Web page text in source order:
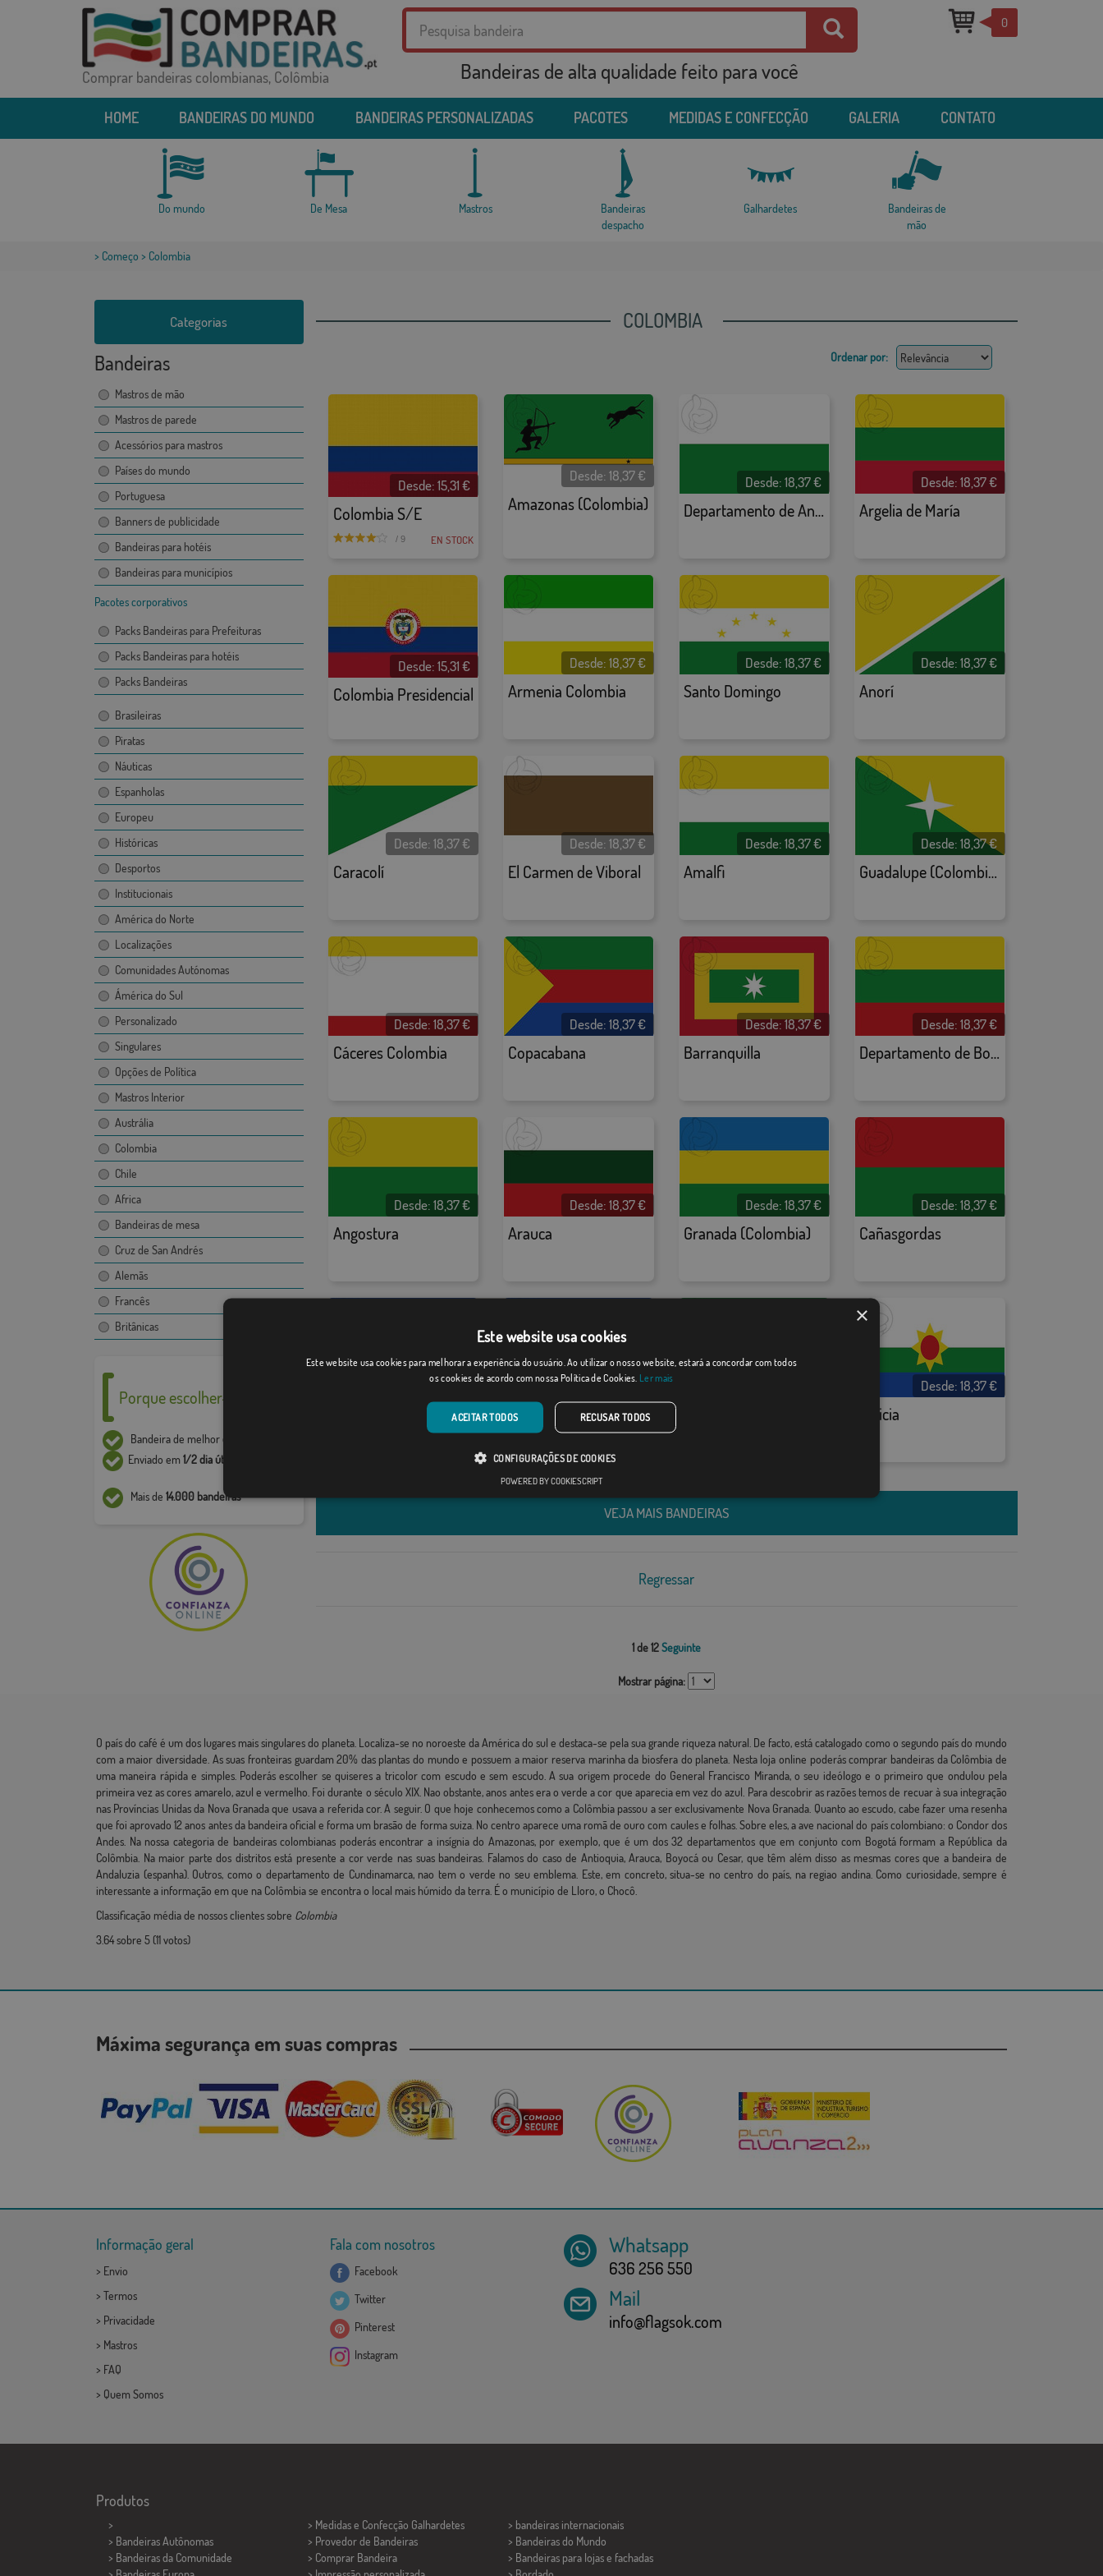
Comprar bandeiras colombianas, Colômbia Bandeiras de alta qualidade feito para você
0
HOME BANDEIRAS DO MUNDO BANDEIRAS PERSONALIZADAS PACOTES MEDIDAS E CONFECÇÃO GALERIA CONTATO
Do mundo De Mesa Mastros
Bandeiras
despacho
Galhardetes
Bandeiras de
mão
> Começo > Colombia
Categorias
Bandeiras
Mastros de mão
Mastros de parede
Acessórios para mastros
Países do mundo
Portuguesa
Banners de publicidade
Bandeiras para hotéis
Bandeiras para municípios
Pacotes corporativos
Packs Bandeiras para Prefeituras
Packs Bandeiras para hotéis
Packs Bandeiras
Brasileiras
Piratas
Náuticas
Espanholas
Europeu
Históricas
Desportos
Institucionais
América do Norte
Localizações
Comunidades Autónomas
Ámérica do Sul
Personalizado
Singulares
Opções de Política
Mastros Interior
Austrália
Colombia
Chile
Africa
Bandeiras de mesa
Cruz de San Andrés
Alemãs
Francês
Britânicas
Porque escolher-nos ___
Bandeira de melhorqualidade
Enviado em1/2 dia útil*
Mais de 14.000 bandeiras
COLOMBIA
Ordenar por:
Colombia S/E
Desde:15,31€
/ 9 EN STOCK
Amazonas (Colombia)
Desde:18,37€
Departamento de Antioquia
Desde:18,37€
Argelia de María
Desde:18,37€
Colombia Presidencial
Desde:15,31€
Armenia Colombia
Desde:18,37€
Santo Domingo
Desde:18,37€
Anorí
Desde:18,37€
Caracolí
Desde:18,37€
El Carmen de Viboral
Desde:18,37€
Amalfi
Desde:18,37€
Guadalupe (Colombia)
Desde:18,37€
Cáceres Colombia
Desde:18,37€
Copacabana
Desde:18,37€
Barranquilla
Desde:18,37€
Departamento de Bolívar
Desde:18,37€
Angostura
Desde:18,37€
Arauca
Desde:18,37€
Granada (Colombia)
Desde:18,37€
Cañasgordas
Desde:18,37€
Ciudad de los Santos Reyes del Valle de Upar
Desde:18,37€
Cali
Desde:18,37€
Leticia
Desde:18,37€
VEJA MAIS BANDEIRAS
Regressar
1 de 12Seguinte
Mostrar página:
O país do café é um dos lugares mais singulares do planeta. Localiza-se no noroeste da América do sul e destaca-se pela sua grande riqueza natural. De facto, está catalogado como o segundo país do mundo
com a maior diversidade. As suas fronteiras guardam 20% das plantas do mundo e possuem a maior reserva marinha da biosfera do planeta. Nesta loja online poderás comprar bandeiras da Colômbia de
uma maneira rápida e simples. Poderás escolher se quiseres a tricolor com escudo e sem escudo. A sua origem procede do General Francisco Miranda, o seu ideólogo e o primeiro que ondulou pela
primeira vez as cores amarelo, azul e vermelho. Foi durante o século XIX. Nao obstante, anos antes era o verde a cor que aparecia em vez do azul. Para descobrir as razões temos de recuar à sua integração
nas Províncias Unidas da Nova Granada que usava a referida cor. A seguir. O que hoje conhecemos como a Colômbia passou a ser exclusivamente Nova Granada. Quanto ao escudo, cabe fazer uma resenha
que foi aprovado 12 anos antes da bandeira oficial e forma um brasão de forma suiza. No centro aparece uma romã de ouro com caules e folhas. Sobre eles, a ave nacional do país colombiano: o Condor dos
Andes. Na nossa categoria de bandeiras colombianas poderás encontrar a insígnia do Amazonas, por exemplo, que é um dos 32 departamentos que em conjunto com Bogotá formam a República da
Colômbia. Na maior parte dos distritos está presente a cor verde nas suas bandeiras. Falamos do caso de Antioquia, Arauca, Boyocá ou Cesar, que têm além disso as mesmas cores que a bandeira de
Andaluzia (espanha). Outros, como o departamento de Cundinamarca, nao tem o verde no seu emblema. Este, em concreto, situa-se no centro do país, na regiao andina. Como curiosidade, sempre é
interessante a informação em que na Colômbia se encontra o local mais húmido da terra. É o município de Lloro, o Chocô.
Classificação média de nossos clientes sobre Colombia
3.64sobre 5 (11votos)
Máxima segurança em suas compras
Informação geral
> Envio
> Termos
> Privacidade
> Mastros
> FAQ
> Quem Somos
Fala com nosotros
Facebook
Twitter
Pinterest
Instagram
Whatsapp
636 256 550
Mail
info@flagsok.com
Produtos
>
> Bandeiras Autônomas
> Bandeiras da Comunidade
> Medidas e Confecção Galhardetes
> Provedor de Bandeiras
> Comprar Bandeira
> bandeiras internacionais
> Bandeiras do Mundo
> Bandeiras para lojas e fachadas
×
Este website usa cookies
Este website usa cookies para melhorar a experiência do usuário. Ao utilizar o nosso website, estará a concordar com todos
os cookies de acordo com nossa Política de Cookies. Ler mais
ACEITAR TODOS RECUSAR TODOS
CONFIGURAÇÕES DE COOKIES
POWERED BY COOKIESCRIPT